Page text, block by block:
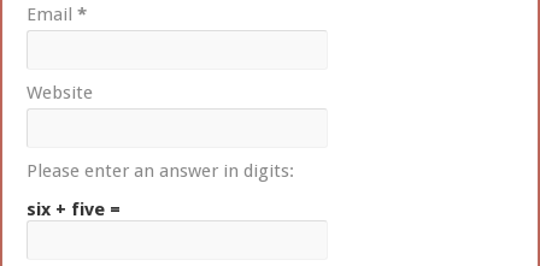
Email*
Website
Please enter an answer in digits:
six + five =